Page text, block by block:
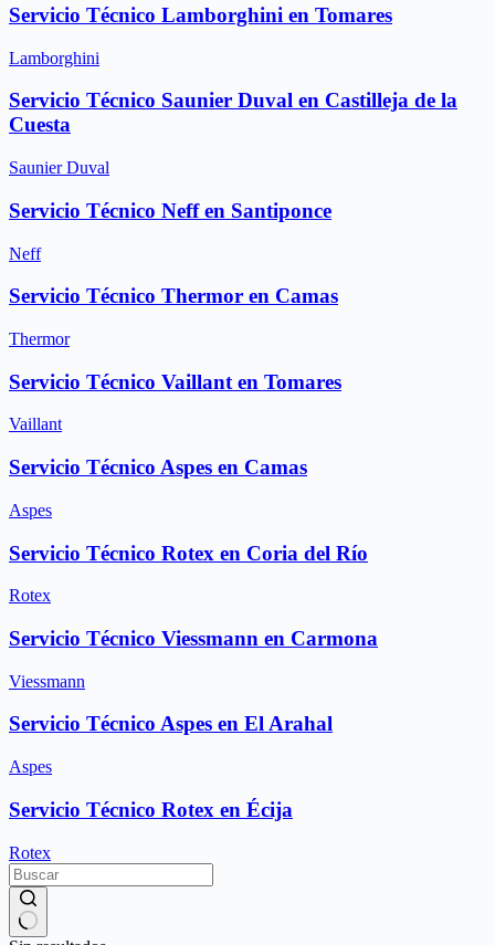
Servicio Técnico Lamborghini en Tomares
Lamborghini
Servicio Técnico Saunier Duval en Castilleja de la
Cuesta
Saunier Duval
Servicio Técnico Neff en Santiponce
Neff
Servicio Técnico Thermor en Camas
Thermor
Servicio Técnico Vaillant en Tomares
Vaillant
Servicio Técnico Aspes en Camas
Aspes
Servicio Técnico Rotex en Coria del Río
Rotex
Servicio Técnico Viessmann en Carmona
Viessmann
Servicio Técnico Aspes en El Arahal
Aspes
Servicio Técnico Rotex en Écija
Rotex